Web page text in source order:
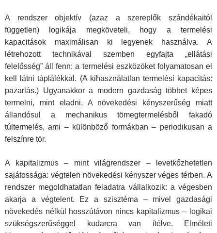
A rendszer objektív (azaz a szereplők szándékaitól
független) logikája megköveteli, hogy a termelési
kapacitások maximálisan ki legyenek hasz­nálva. A
létrehozott technikával szemben egyfajta „ellátási
felelősség” áll fenn: a termelési eszközöket folyamatosan el
kell látni táplálékkal. (A kihasználatlan termelési kapacitás:
pazarlás.) Ugyanakkor a modern gazdaság többet képes
termelni, mint eladni. A növekedési kényszerűség miatt
állandósul a mechanikus tömegtermelésből fakadó
túltermelés, ami – különböző formákban – periodikusan a
felszínre tör.
A kapitalizmus – mint világrendszer – levetkőzhetetlen
sajátossága: végtelen növekedési kényszer véges térben. A
rendszer megoldhatatlan feladatra vállalkozik: a végesben
akarja a végtelent. Ez a szisztéma – mivel gazdasági
növekedés nélkül hosszútávon nincs kapitalizmus – lo­gikai
szükségszerűséggel kudarcra van ítélve. Elméleti